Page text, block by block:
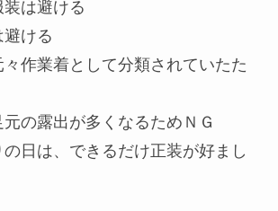
装は避ける
避ける
々作業着として分類されていたた
元の露出が多くなるためＮＧ
の日は、できるだけ正装が好まし